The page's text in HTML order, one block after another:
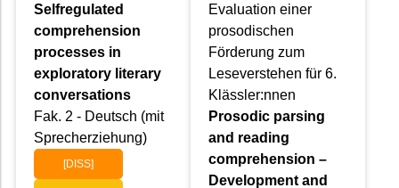
Selfregulated
comprehension
processes in
exploratory literary
conversations
Fak. 2 - Deutsch (mit
Sprecherziehung)
[DISS]
Evaluation einer
prosodischen
Förderung zum
Leseverstehen für 6.
Klässler:nnen
Prosodic parsing
and reading
comprehension –
Development and